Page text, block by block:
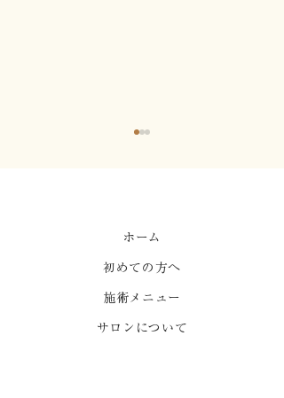
はりって痛くないです
ホーム
初めての方へ
施術メニュー
サロンについて